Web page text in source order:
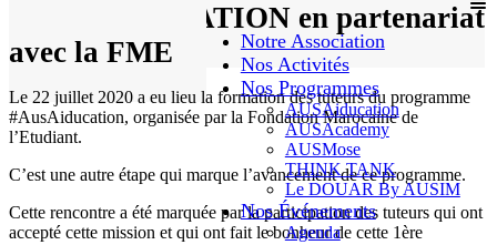
Notre Association
Nos Activités
Nos Programmes
AUSAiducation
AUSAcademy
AUSMose
THINK TANK
Le DOUAR By AUSIM
Nos Événements
Agenda
AUSCAIDUCATION en partenariat
avec la FME
Le 22 juillet 2020 a eu lieu la formation des tuteurs du programme
#AusAiducation, organisée par la Fondation Marocaine de
l’Etudiant.
C’est une autre étape qui marque l’avancement de ce programme.
Cette rencontre a été marquée par la participation des tuteurs qui ont
accepté cette mission et qui ont fait le bonheur de cette 1ère